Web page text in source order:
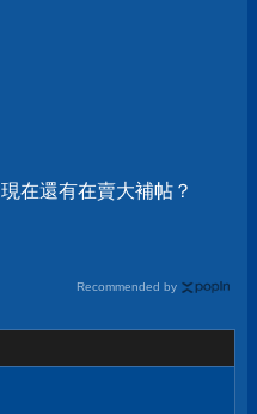
現在還有在賣大補帖？
Recommended by